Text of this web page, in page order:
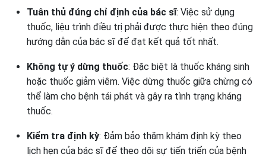
Tuân thủ đúng chỉ định của bác sĩ: Việc sử dụng
thuốc, liệu trình điều trị phải được thực hiện theo đúng
hướng dẫn của bác sĩ để đạt kết quả tốt nhất.
Không tự ý dừng thuốc: Đặc biệt là thuốc kháng sinh
hoặc thuốc giảm viêm. Việc dừng thuốc giữa chừng có
thể làm cho bệnh tái phát và gây ra tình trạng kháng
thuốc.
Kiểm tra định kỳ: Đảm bảo thăm khám định kỳ theo
lịch hẹn của bác sĩ để theo dõi sự tiến triển của bệnh